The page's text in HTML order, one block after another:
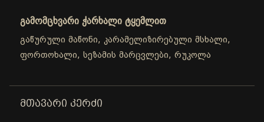
გამომცხვარი ჭარხალი ტყემლით
გაწურული მაწონი, კარამელიზირებული მსხალი,
ფორთოხალი, სეზამის მარცვლები, რუკოლა
ᲛᲗᲐᲕᲐᲠᲘ ᲙᲔᲠᲫᲘ